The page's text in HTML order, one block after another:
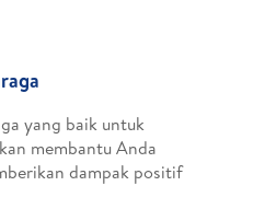
yang baik untuk
membantu Anda
dampak positif